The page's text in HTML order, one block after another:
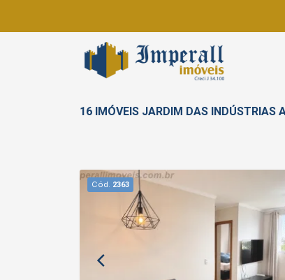
16 IMÓVEIS JARDIM DAS INDÚSTRIAS
Cód. 2363